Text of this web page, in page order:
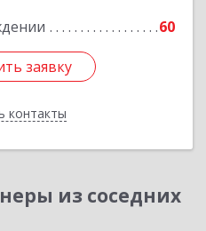
60
заявку
контакты
заявку
из соседних